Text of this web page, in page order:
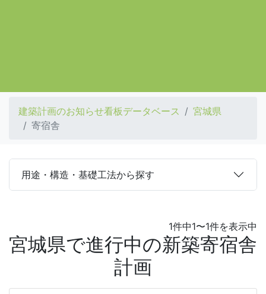
建築計画のお知らせ看板データベース
宮城県
寄宿舎
用途・構造・基礎工法から探す
1件中1〜1件を表示中
宮城県で進行中の新築寄宿舎
計画